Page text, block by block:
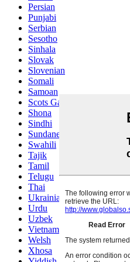
Persian
Punjabi
Serbian
Sesotho
Sinhala
Slovak
Slovenian
Somali
Samoan
Scots Gaelic
Shona
Sindhi
Sundanese
Swahili
Tajik
Tamil
Telugu
Thai
Ukrainian
Urdu
Uzbek
Vietnamese
Welsh
Xhosa